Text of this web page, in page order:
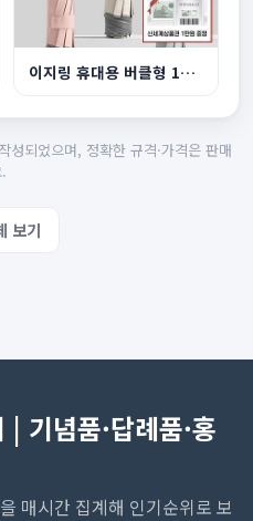
이지링 휴대용 버클형 10K 3단 자동 거꾸로 우산
되었으며, 정확한 규격·가격은 판매
보기
기념품·답례품·홍
매시간 집계해 인기순위로 보